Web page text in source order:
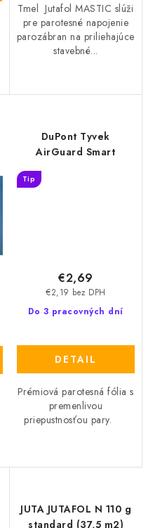
Tmel Jutafol MASTIC slúži
pre parotesné napojenie
parozábran na priliehajúce
stavebné...
DuPont Tyvek
AirGuard Smart
Tip
Do 3 pracovných dní
€2,19 bez DPH
€2,69
DETAIL
Prémiová parotesná fólia s
premenlivou
priepustnosťou pary.
JUTA JUTAFOL N 110 g
standard (37,5 m2)